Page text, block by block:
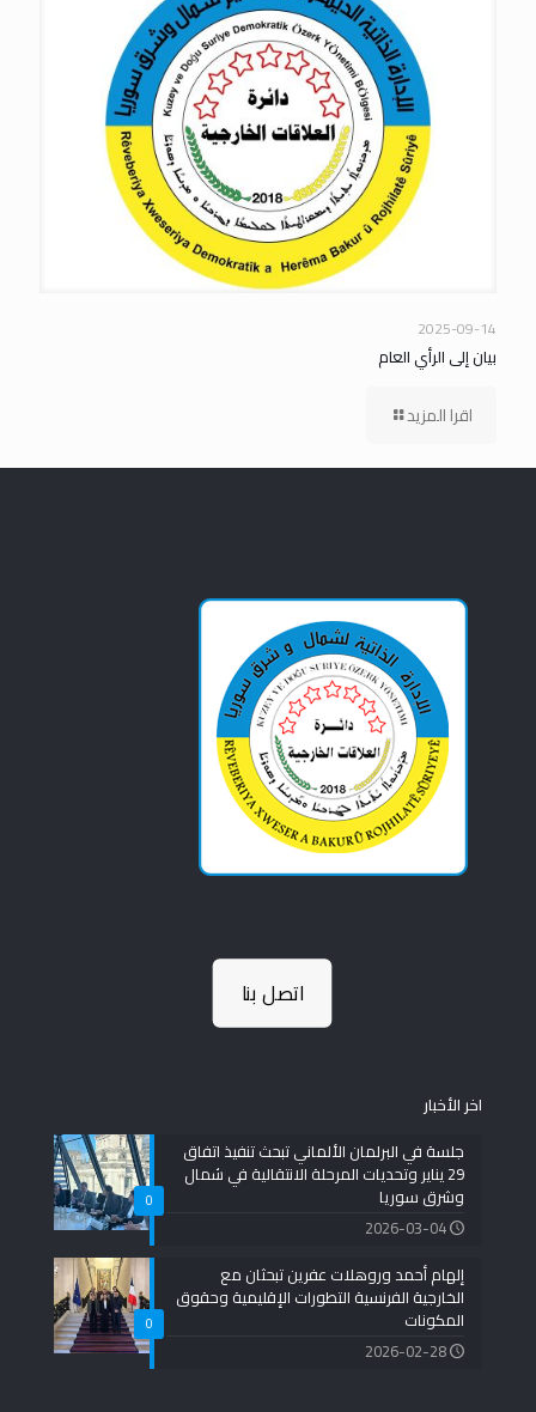
2025-09-14
بيان إلى الرأي العام
اقرا المزيد
اتصل بنا
اخر الأخبار
0
جلسة في البرلمان الألماني تبحث تنفيذ اتفاق
29 يناير وتحديات المرحلة الانتقالية في شمال
وشرق سوريا
2026-03-04
0
إلهام أحمد وروهلات عفرين تبحثان مع
الخارجية الفرنسية التطورات الإقليمية وحقوق
المكونات
2026-02-28